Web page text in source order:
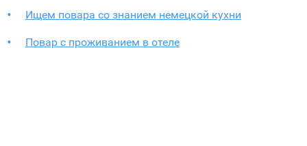
Ищем повара со знанием немецкой кухни
Повар с проживанием в отеле